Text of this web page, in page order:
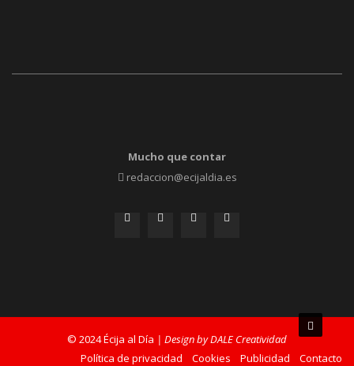
Mucho que contar
redaccion@ecijaldia.es
© 2024 Écija al Día | Design by DALE Creatividad
Política de privacidad
Cookies Publicidad Contacto